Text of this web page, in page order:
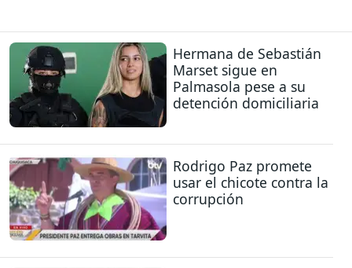
Hermana de Sebastián
Marset sigue en
Palmasola pese a su
detención domiciliaria
Rodrigo Paz promete
usar el chicote contra la
corrupción